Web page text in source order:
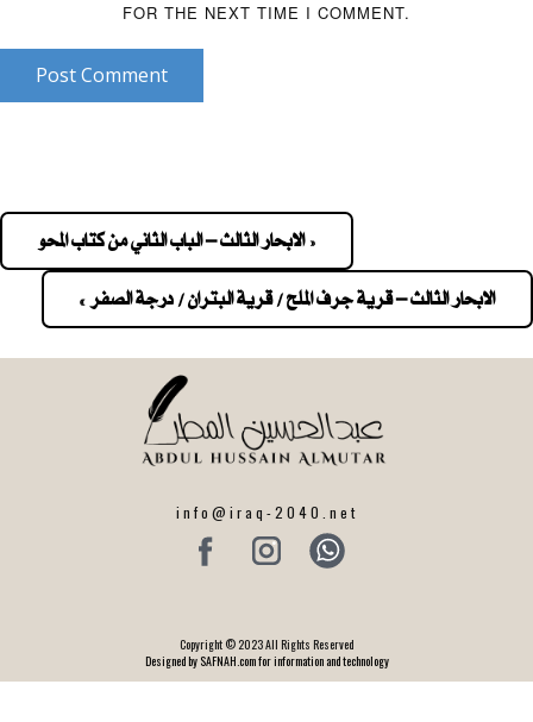
FOR THE NEXT TIME I COMMENT.
Post Comment
navigation
« الابحار الثالث – الباب الثاني من كتاب المحو
الابحار الثالث – قرية جرف الملح / قرية البتران / درجة الصفر »
info@iraq-2040.net
Copyright © 2023 All Rights Reserved
Designed by SAFNAH.com for information and technology